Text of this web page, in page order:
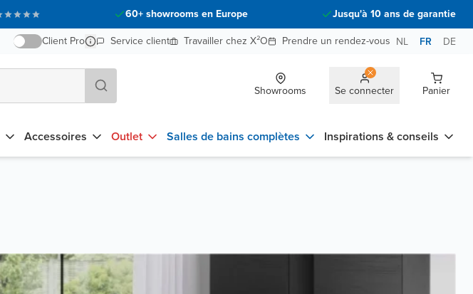
60+ showrooms en Europe
Jusqu'à 10 ans de garantie
Client Pro
Service client Travailler chez X²O Prendre un rendez-vous NL FR DE
Showrooms Se connecter Panier
Accessoires Outlet Salles de bains complètes Inspirations & conseils